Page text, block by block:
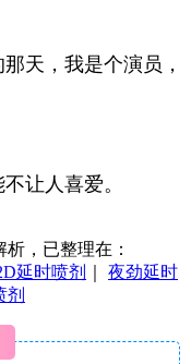
天，我是个演员，
让人喜爱。
，已整理在：
延时喷剂
夜劲延时
剂